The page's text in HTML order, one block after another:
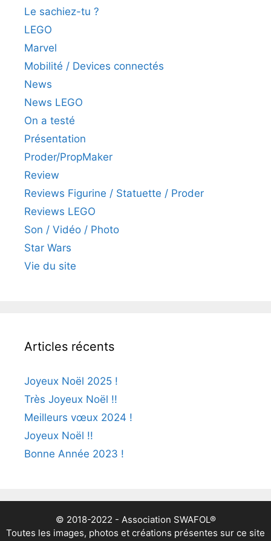
Le sachiez-tu ?
LEGO
Marvel
Mobilité / Devices connectés
News
News LEGO
On a testé
Présentation
Proder/PropMaker
Review
Reviews Figurine / Statuette / Proder
Reviews LEGO
Son / Vidéo / Photo
Star Wars
Vie du site
Articles récents
Joyeux Noël 2025 !
Très Joyeux Noël !!
Meilleurs vœux 2024 !
Joyeux Noël !!
Bonne Année 2023 !
© 2018-2022 - Association SWAFOL®
Toutes les images, photos et créations présentes sur ce site